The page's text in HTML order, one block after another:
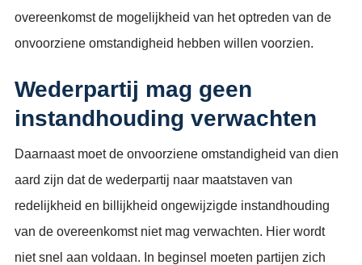
overeenkomst de mogelijkheid van het optreden van de
onvoorziene omstandigheid hebben willen voorzien.
Wederpartij mag geen
instandhouding verwachten
Daarnaast moet de onvoorziene omstandigheid van dien
aard zijn dat de wederpartij naar maatstaven van
redelijkheid en billijkheid ongewijzigde instandhouding
van de overeenkomst niet mag verwachten. Hier wordt
niet snel aan voldaan. In beginsel moeten partijen zich